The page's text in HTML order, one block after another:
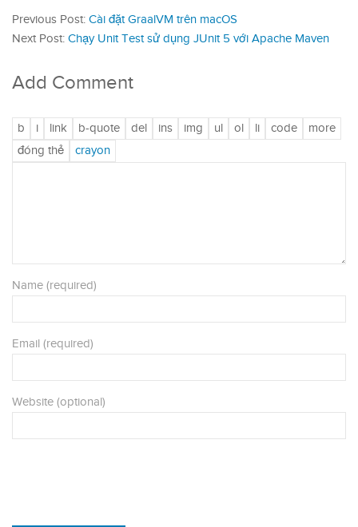
Previous Post: Cài đặt GraalVM trên macOS
Next Post: Chạy Unit Test sử dụng JUnit 5 với Apache Maven
Add Comment
Name (required)
Email (required)
Website (optional)